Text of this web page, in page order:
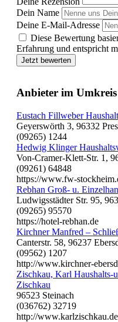
Dein Name
Deine E-Mail-Adresse
Diese Bewertung
Erfahrung und entspricht
Jetzt bewerten
Anbieter im Umkreis
Eustach Fillweber
Geyerswörth 3, 96332
(09265) 1244
Hedwig Klinger
Von-Cramer-Klett-Str. 1,
(09261) 64848
https://www.fw-
Rebhan Groß- u.
Ludwigsstädter Str. 95,
(09265) 95570
https://hotel-rebhan.de
Kirchner Manfred –
Canterstr. 58, 96237
(09562) 1207
http://www.kirchner-
Zischkau, Karl Haushalts-
Zischkau
96523 Steinach
(036762) 32719
http://www.karlzischkau.de